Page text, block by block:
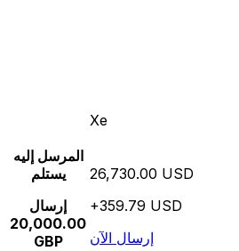
Xe
المرسل إليه
يستلم
إرسال
20,000.00
GBP
26,730.00 USD
+359.79 USD
إرسال الآن